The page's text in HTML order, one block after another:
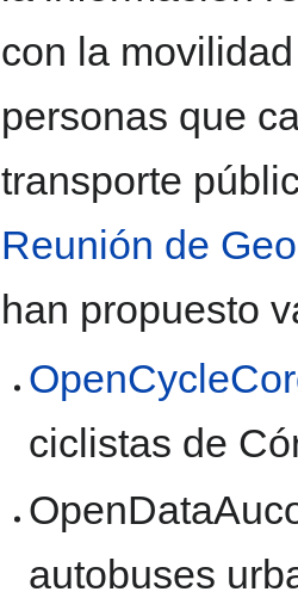
con la
personas que
transporte
Reunión de
han propuesto
ciclistas de
autobuses